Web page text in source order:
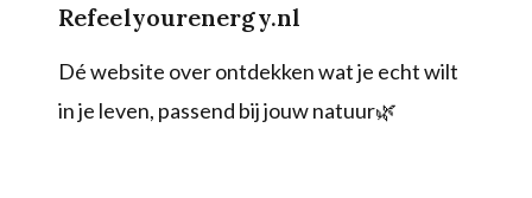
Refeelyourenergy.nl
Dé website over ontdekken wat je echt wilt
in je leven, passend bij jouw natuur🌿